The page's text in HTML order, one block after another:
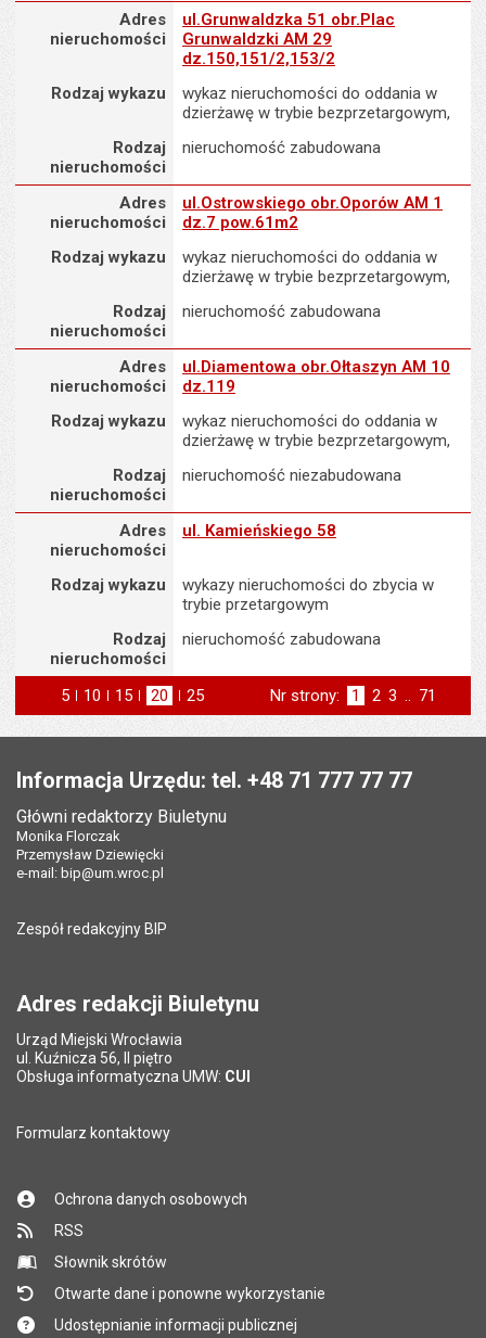
Adres nieruchomości
Adres
nieruchomości
ul.Grunwaldzka 51 obr.Plac
Grunwaldzki AM 29
dz.150,151/2,153/2
Rodzaj wykazu
wykaz nieruchomości do oddania w
dzierżawę w trybie bezprzetargowym,
Rodzaj
nieruchomości
nieruchomość zabudowana
Adres nieruchomości
Adres
nieruchomości
ul.Ostrowskiego obr.Oporów AM 1
dz.7 pow.61m2
Rodzaj wykazu
wykaz nieruchomości do oddania w
dzierżawę w trybie bezprzetargowym,
Rodzaj
nieruchomości
nieruchomość zabudowana
Adres nieruchomości
Adres
nieruchomości
ul.Diamentowa obr.Ołtaszyn AM 10
dz.119
Rodzaj wykazu
wykaz nieruchomości do oddania w
dzierżawę w trybie bezprzetargowym,
Rodzaj
nieruchomości
nieruchomość niezabudowana
Adres nieruchomości
Adres
nieruchomości
ul. Kamieńskiego 58
Rodzaj wykazu
wykazy nieruchomości do zbycia w
trybie przetargowym
Rodzaj
nieruchomości
nieruchomość zabudowana
5 elementów na stronie
10 elementów
na stronie
15 elementów
na stronie
20 elementów
na stronie
25 elementów
na stronie
Nr strony: Strona
1 Strona
2 Strona
3 .. Strona
71
Informacja Urzędu: tel. +48 71 777 77 77
Główni redaktorzy Biuletynu
Monika Florczak
Przemysław Dziewięcki
e-mail: bip@um.wroc.pl
Zespół redakcyjny BIP
Adres redakcji Biuletynu
Urząd Miejski Wrocławia
ul. Kuźnicza 56, II piętro
Obsługa informatyczna UMW: CUI
Formularz kontaktowy
Ochrona danych osobowych
RSS
Słownik skrótów
Otwarte dane i ponowne wykorzystanie
Udostępnianie informacji publicznej